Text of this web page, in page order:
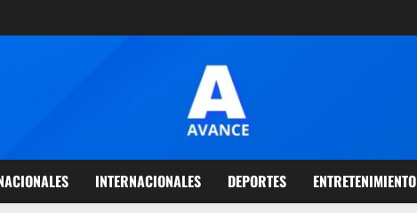
INTERNACIONALES DEPORTES ENTRETENIMIENTO